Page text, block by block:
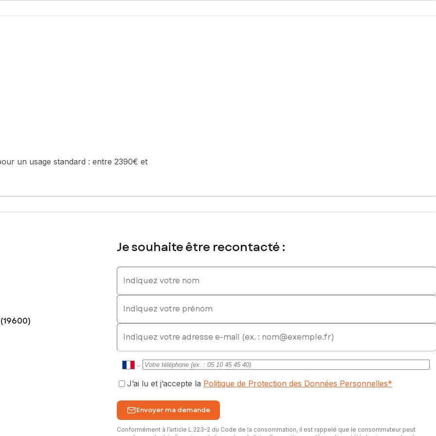
1 pièce de service, 1 cave.
disponibles sur le site Géorisques : www.georisques.gouv.fr
E-mail : patrick.charreau@safti.fr - EI - Agent commercial immatriculé au RSAC de BRIVE sous le numéro 398 351 353
un usage standard : entre 2390€ et
Je souhaite être recontacté :
Indiquez votre nom
Indiquez votre prénom
E-mail
J’ai lu et j’accepte la Politique de Protection des Données Personnelles*
Envoyer ma demande
Conformément à l’article L.223-2 du Code de la consommation, il est rappelé que le consommateur peut